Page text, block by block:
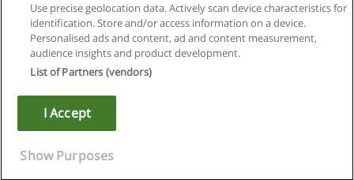
Regulamin
Polityka ochrony danych osobowych
Copyright © Educaedu Business S.L. - CIF : B-95610580: -
Use precise geolocation data. Actively scan device characteristics for
identification. Store and/or access information on a device.
Personalised ads and content, ad and content measurement,
audience insights and product development.
List of Partners (vendors)
I Accept
Show Purposes